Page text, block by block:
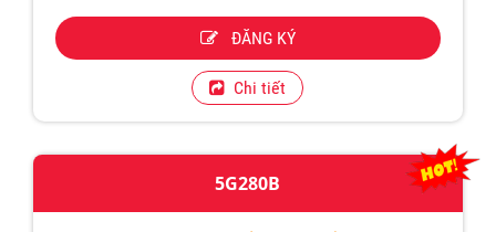
ĐĂNG KÝ
Chi tiết
5G280B